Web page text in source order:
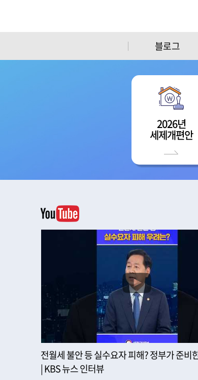
블로그
2026년
세제개편안
전월세 불안 등 실수요자 피해? 정부가 준비
| KBS 뉴스 인터뷰